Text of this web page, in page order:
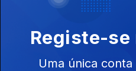
Registe-se
Uma única